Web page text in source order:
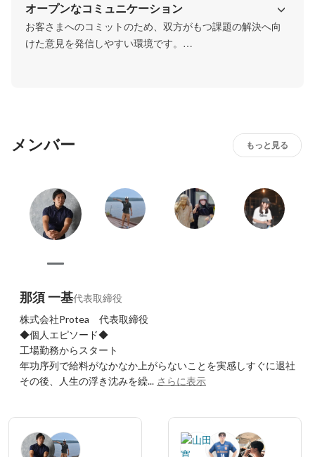
います。
オープンなコミュニケーション
お客さまへのコミットのため、双方がもつ課題の解決へ向
けた意見を発信しやすい環境です。
メンバー もっと見る
那須 一基代表取締役
株式会社Protea　代表取締役
◆個人エピソード◆
工場勤務からスタート
年功序列で給料がなかなか上がらないことを実感しすぐに退社
その後、人生の浮き沈みを繰... さらに表示